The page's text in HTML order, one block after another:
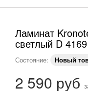
Ламинат
светлый D 4169
Состояние: Новый
2 590 руб